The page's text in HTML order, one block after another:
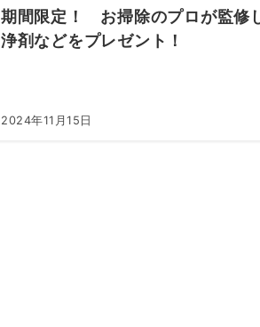
期間限定！ お掃除のプロが監修
浄剤などをプレゼント！
2024年11月15日